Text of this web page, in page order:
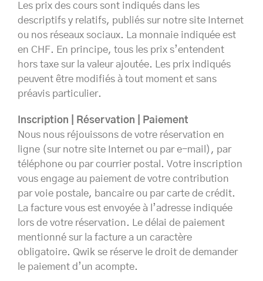
Les prix des cours sont indiqués dans les
descriptifs y relatifs, publiés sur notre site Internet
ou nos réseaux sociaux. La monnaie indiquée est
en CHF. En principe, tous les prix s’entendent
hors taxe sur la valeur ajoutée. Les prix indiqués
peuvent être modifiés à tout moment et sans
préavis particulier.
Inscription | Réservation | Paiement
Nous nous réjouissons de votre réservation en
ligne (sur notre site Internet ou par e-mail), par
téléphone ou par courrier postal. Votre inscription
vous engage au paiement de votre contribution
par voie postale, bancaire ou par carte de crédit.
La facture vous est envoyée à l’adresse indiquée
lors de votre réservation. Le délai de paiement
mentionné sur la facture a un caractère
obligatoire. Qwik se réserve le droit de demander
le paiement d’un acompte.